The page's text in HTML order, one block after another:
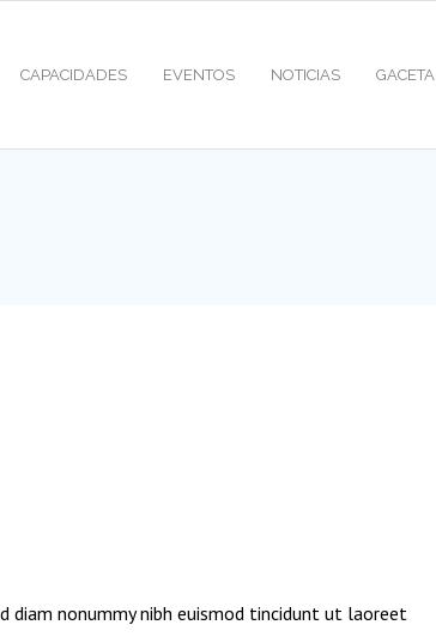
CAPACIDADES EVENTOS NOTICIAS GACETA
diam nonummy nibh euismod tincidunt ut laoreet